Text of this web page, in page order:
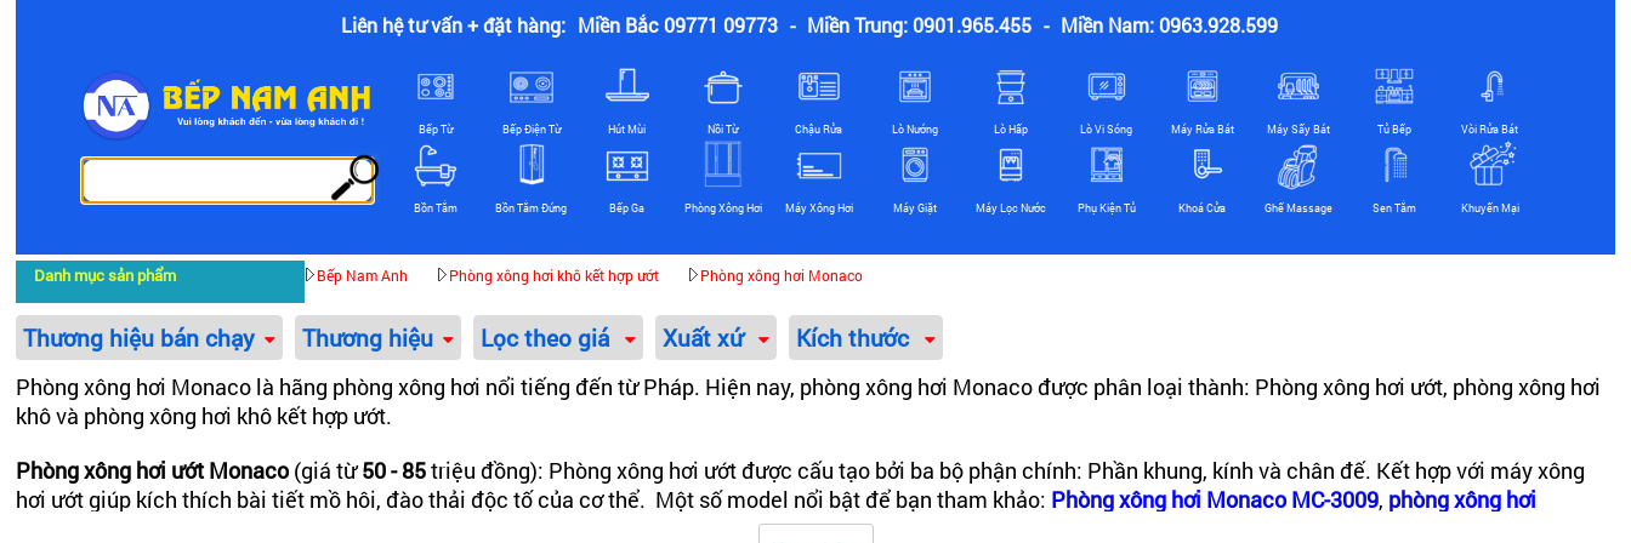
Liên hệ tư vấn + đặt hàng: Miền Bắc 09771 09773 - Miền Trung: 0901.965.455 - Miền Nam: 0963.928.599
Bếp Từ Bếp Điện Từ Hút Mùi Nồi Từ Chậu Rửa Lò Nướng Lò Hấp Lò Vi Sóng Máy Rửa Bát Máy Sấy Bát Tủ Bếp Vòi Rửa Bát
Bồn Tắm Bồn Tắm Đứng Bếp Ga Phòng Xông Hơi Máy Xông Hơi Máy Giặt Máy Lọc Nước Phụ Kiện Tủ Khoá Cửa Ghế Massage Sen Tắm Khuyến Mại
Danh mục sản phẩm Bếp Nam Anh Phòng xông hơi khô kết hợp ướt Phòng xông hơi Monaco
Thương hiệu bán chạy Thương hiệu Lọc theo giá Xuất xứ Kích thước
Phòng xông hơi Monaco là hãng phòng xông hơi nổi tiếng đến từ Pháp. Hiện nay, phòng xông hơi Monaco được phân loại thành: Phòng xông hơi ướt, phòng xông hơi
khô và phòng xông hơi khô kết hợp ướt.
Phòng xông hơi ướt Monaco(giá từ50 - 85triệu đồng): Phòng xông hơi ướt được cấu tạo bởi ba bộ phận chính: Phần khung, kính và chân đế. Kết hợp với máy xông
hơi ướt giúp kích thích bài tiết mồ hôi, đào thải độc tố của cơ thể. Một số model nổi bật để bạn tham khảo: Phòng xông hơi Monaco MC-3009, phòng xông hơi